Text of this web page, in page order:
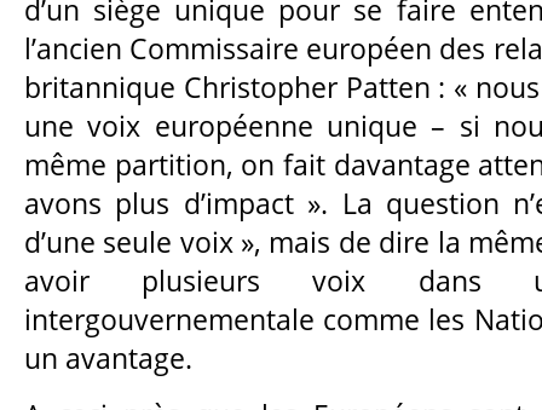
d’un siège unique pour se faire
l’ancien Commissaire européen des
britannique Christopher Patten : «
une voix européenne unique – si
même partition, on fait davantage
avons plus d’impact ». La question
d’une seule voix », mais de dire la
avoir plusieurs voix dans
intergouvernementale comme les
un avantage.